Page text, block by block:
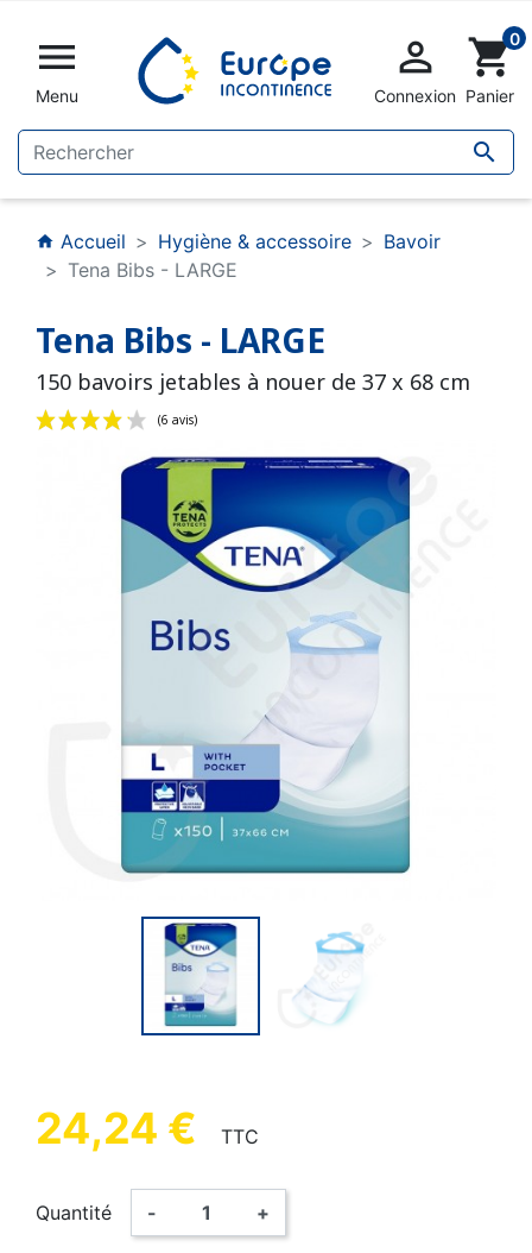

Menu


Connexion
shopping_cart0
Panier
home Accueil Hygiène & accessoire
Bavoir
Tena Bibs - LARGE
Tena Bibs - LARGE
150 bavoirs jetables à nouer de 37 x 68 cm
24,24 € TTC
Quantité - +